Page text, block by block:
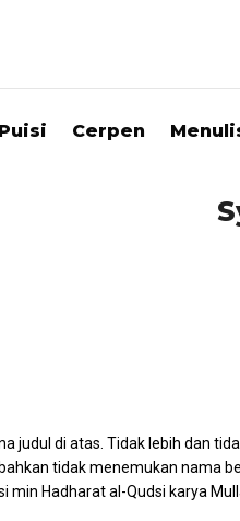
Puisi Cerpen
judul di atas. Tidak lebih dan
tidak menemukan nama
min Hadharat al-Qudsi karya